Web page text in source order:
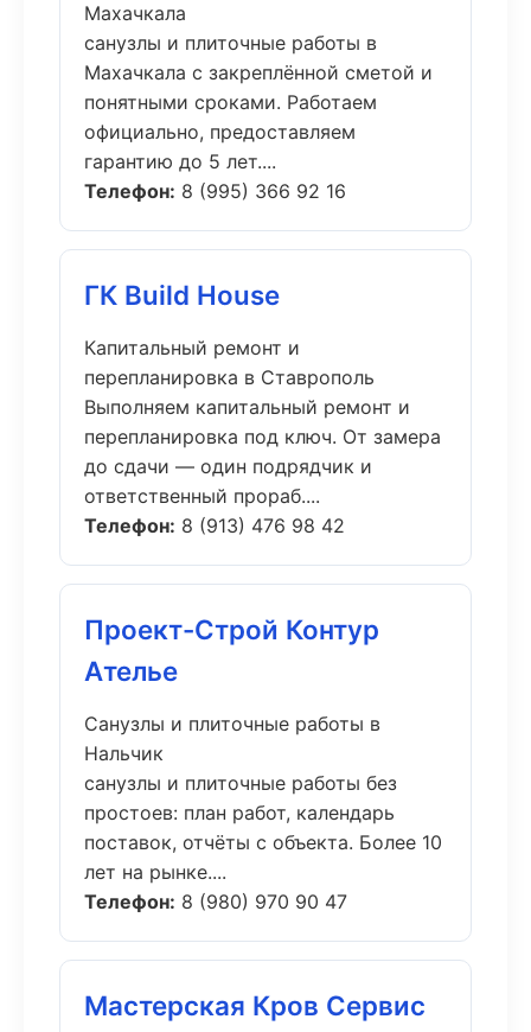
Махачкала
санузлы и плиточные работы в
Махачкала с закреплённой сметой и
понятными сроками. Работаем
официально, предоставляем
гарантию до 5 лет....
Телефон: 8 (995) 366 92 16
ГК Build House
Капитальный ремонт и
перепланировка в Ставрополь
Выполняем капитальный ремонт и
перепланировка под ключ. От замера
до сдачи — один подрядчик и
ответственный прораб....
Телефон: 8 (913) 476 98 42
Проект-Строй Контур
Ателье
Санузлы и плиточные работы в
Нальчик
санузлы и плиточные работы без
простоев: план работ, календарь
поставок, отчёты с объекта. Более 10
лет на рынке....
Телефон: 8 (980) 970 90 47
Мастерская Кров Сервис